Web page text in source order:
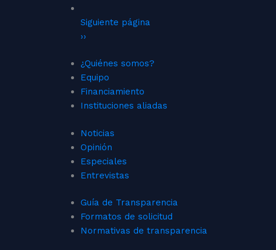
Siguiente página
››
¿Quiénes somos?
Equipo
Financiamiento
Instituciones aliadas
Noticias
Opinión
Especiales
Entrevistas
Guía de Transparencia
Formatos de solicitud
Normativas de transparencia